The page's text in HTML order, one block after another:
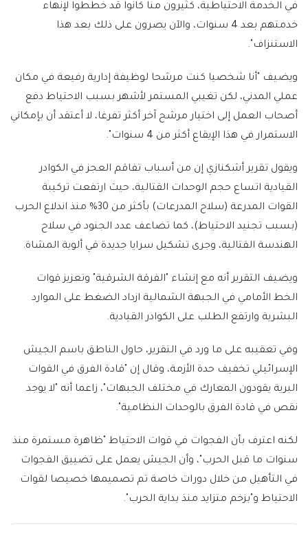
في الخدمة الاحتياطية، كثيرون منا كانوا قد خططوا لإنهاء
خدمتهم بعد 4 سنوات، والآن يصرون على ذلك بعد هذا
الاستنزاف".
ويضيف "أنا شخصيا كنت مرشحا لوظيفة إدارية رفيعة في مكان
عملي المدني، لكن تغيبي المستمر لأشهر بسبب الاحتياط دفع
أصحاب العمل إلى اختيار مرشح آخر أكثر تفرغا، لا أعتقد أن بإمكاني
الاستمرار في هذا الإيقاع أكثر من 4 سنوات".
ويقول تقرير أشكنازي إن من أسباب تفاقم العجز في الكوادر
القيادية اتساع حجم الوحدات القتالية، حيث ارتفعت تركيبة
القوات المدرعة (سلاح المدرعات) بأكثر من 30% منذ اندلاع الحرب
(بسبب تجنيد الاحتياط)، كما تضاعف عدد الجنود في سلاح
الهندسة القتالية، وجرى تشكيل سرايا جديدة في ألوية المشاة.
ويضيف التقرير أنه مع إنشاء "الفرقة الشرقية" وتعزيز قوات
الخط الأمامي في الجبهة الشمالية ازداد الضغط على الموارد
البشرية وارتفع الطلب على الكوادر القيادية.
وفي تعقيبه على ما ورد في التقرير، حاول الناطق باسم الجيش
الإسرائيلي تخفيف حدة الأزمة، وقال إن "قادة الفرق في القوات
البرية يقودون المعارك في مختلف الجبهات"، زاعما أنه "لا يوجد
نقص في قادة الفرق بالوحدات النظامية".
لكنه اعترف بأن الفجوات في قوات الاحتياط "ظاهرة مستمرة منذ
سنوات ما قبل الحرب"، وأن الجيش يعمل على تضييق الفجوات
في التأهيل من خلال دورات خاصة تم تصميمها خصيصا لقوات
الاحتياط و"بزخم متزايد منذ بداية الحرب".